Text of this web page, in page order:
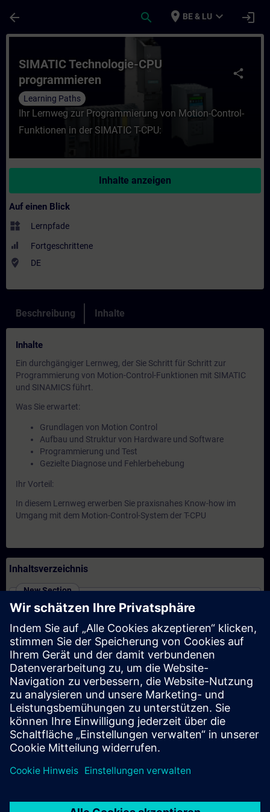
arrow_back search place BE & LU expand_more login
Kurs - SIMATIC Technologie-CPU
share
SIMATIC Technologie-CPU
programmieren
Learning Paths
Ihr Lernweg zur Programmierung von Motion-Control-
Funktionen in der SIMATIC T-CPU:
Inhalte anzeigen
Auf einen Blick
widgets Lernpfade
Fortgeschrittene
where_to_vote DE
Beschreibung Inhalte
Inhalte
Ein durchgängiger Lernweg, der Sie Schritt für Schritt zur
Programmierung von Motion-Control-Funktionen mit SIMATIC
und SINAMICS führt.
Was Sie erwartet:
Grundlagen von Motion Control
Aufbau und Struktur von Hardware und Software
Programmierung und Test
Gezielte Diagnose und Fehlerbehebung
Ihr Vorteil:
In diesem Lernweg erwerben Sie praxisnahes Know-how im
Umgang mit dem Motion-Control-System der T-CPU
Inhaltsverzeichnis
New Section
Training)
New Section
SIMATIC - Motion Control im TIA Portal (Präsenz-
Training)